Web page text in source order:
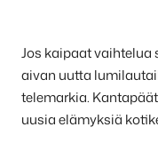
Jos kaipaat vaihtelua
aivan uutta
telemarkia.
uusia elämyksiä